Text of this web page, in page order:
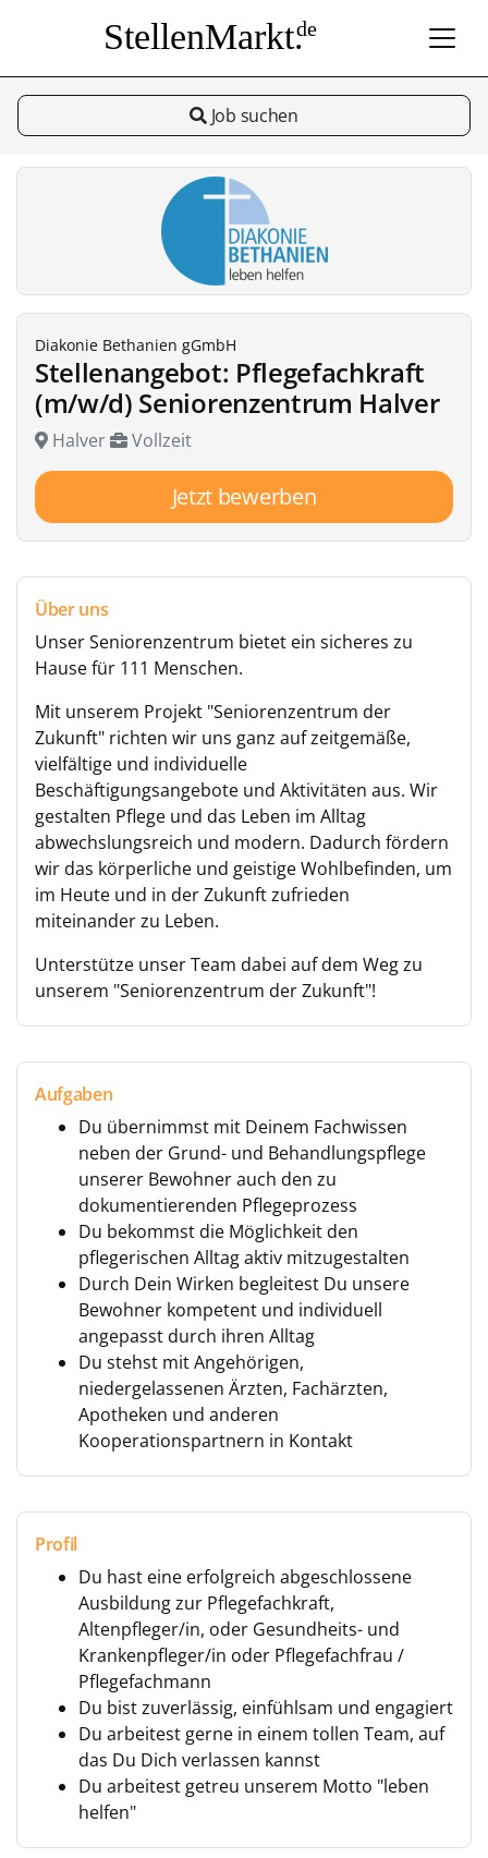
StellenMarkt.de
Job suchen
Diakonie Bethanien gGmbH
Stellenangebot: Pflegefachkraft
(m/w/d) Seniorenzentrum Halver
Halver Vollzeit
Jetzt bewerben
Über uns
Unser Seniorenzentrum bietet ein sicheres zu
Hause für 111 Menschen.
Mit unserem Projekt "Seniorenzentrum der
Zukunft" richten wir uns ganz auf zeitgemäße,
vielfältige und individuelle
Beschäftigungsangebote und Aktivitäten aus. Wir
gestalten Pflege und das Leben im Alltag
abwechslungsreich und modern. Dadurch fördern
wir das körperliche und geistige Wohlbefinden, um
im Heute und in der Zukunft zufrieden
miteinander zu Leben.
Unterstütze unser Team dabei auf dem Weg zu
unserem "Seniorenzentrum der Zukunft"!
Aufgaben
Du übernimmst mit Deinem Fachwissen
neben der Grund- und Behandlungspflege
unserer Bewohner auch den zu
dokumentierenden Pflegeprozess
Du bekommst die Möglichkeit den
pflegerischen Alltag aktiv mitzugestalten
Durch Dein Wirken begleitest Du unsere
Bewohner kompetent und individuell
angepasst durch ihren Alltag
Du stehst mit Angehörigen,
niedergelassenen Ärzten, Fachärzten,
Apotheken und anderen
Kooperationspartnern in Kontakt
Profil
Du hast eine erfolgreich abgeschlossene
Ausbildung zur Pflegefachkraft,
Altenpfleger/in, oder Gesundheits- und
Krankenpfleger/in oder Pflegefachfrau /
Pflegefachmann
Du bist zuverlässig, einfühlsam und engagiert
Du arbeitest gerne in einem tollen Team, auf
das Du Dich verlassen kannst
Du arbeitest getreu unserem Motto "leben
helfen"